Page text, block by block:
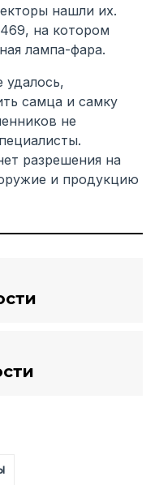
нашли их.
на котором
лампа-фара.
удалось,
самца и самку
не
разрешения на
и продукцию